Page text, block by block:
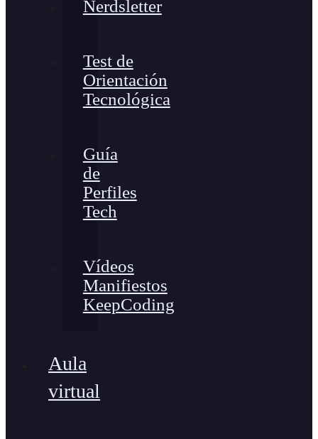
Nerdsletter
Test de
Orientación
Tecnológica
Guía
de
Perfiles
Tech
Vídeos
Manifiestos
KeepCoding
Aula
virtual